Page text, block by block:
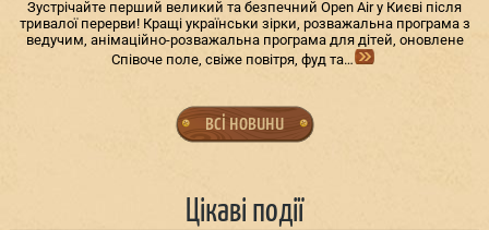
Зустрічайте перший великий та безпечний Open Air у Києві після
тривалої перерви! Кращі українськи зірки, розважальна програма з
ведучим, анімаційно-розважальна програма для дітей, оновлене
Співоче поле, свіже повітря, фуд та…
всі новини
Цікаві події